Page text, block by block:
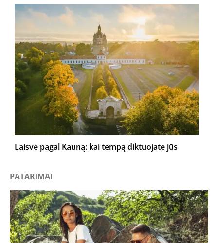
Laisvė pagal Kauną: kai tempą diktuojate jūs
PATARIMAI